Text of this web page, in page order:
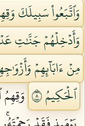
وَٱتَّبَعُواْ سَبِيلَكَ
وَأَدۡخِلۡهُمۡ جَنَّٰتِ
مِنۡ ءَابَآئِهِمۡ
ٱلۡحَكِيمُ ٨